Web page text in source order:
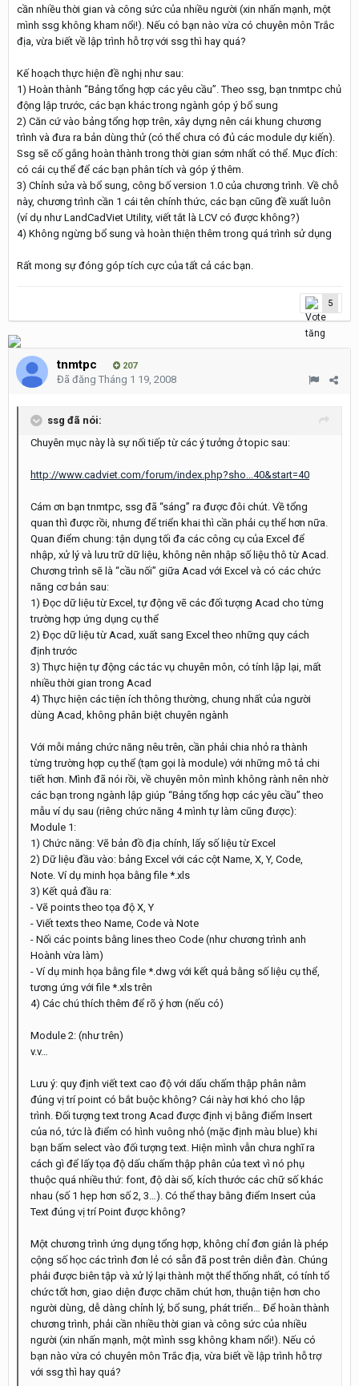
cần nhiều thời gian và công sức của nhiều người (xin nhấn mạnh, một
mình ssg không kham nổi!). Nếu có bạn nào vừa có chuyên môn Trắc
địa, vừa biết về lập trình hỗ trợ với ssg thì hay quá?
Kế hoạch thực hiện đề nghị như sau:
1) Hoàn thành “Bảng tổng hợp các yêu cầu”. Theo ssg, bạn tnmtpc chủ
động lập trước, các bạn khác trong ngành góp ý bổ sung
2) Căn cứ vào bảng tổng hợp trên, xây dựng nên cái khung chương
trình và đưa ra bản dùng thử (có thể chưa có đủ các module dự kiến).
Ssg sẽ cố gắng hoàn thành trong thời gian sớm nhất có thể. Mục đích:
có cái cụ thể để các bạn phân tích và góp ý thêm.
3) Chỉnh sửa và bổ sung, công bố version 1.0 của chương trình. Về chỗ
này, chương trình cần 1 cái tên chính thức, các bạn cũng đề xuất luôn
(ví dụ như LandCadViet Utility, viết tắt là LCV có được không?)
4) Không ngừng bổ sung và hoàn thiện thêm trong quá trình sử dụng
Rất mong sự đóng góp tích cực của tất cả các bạn.
5
tnmtpc 207
Đã đăng Tháng 1 19, 2008
ssg đã nói:
Chuyên mục này là sự nối tiếp từ các ý tưởng ở topic sau:
http://www.cadviet.com/forum/index.php?sho...40&start=40
Cám ơn bạn tnmtpc, ssg đã “sáng” ra được đôi chút. Về tổng
quan thì được rồi, nhưng để triển khai thì cần phải cụ thể hơn nữa.
Quan điểm chung: tận dụng tối đa các công cụ của Excel để
nhập, xử lý và lưu trữ dữ liệu, không nên nhập số liệu thô từ Acad.
Chương trình sẽ là “cầu nối” giữa Acad với Excel và có các chức
năng cơ bản sau:
1) Đọc dữ liệu từ Excel, tự động vẽ các đối tượng Acad cho từng
trường hợp ứng dụng cụ thể
2) Đọc dữ liệu từ Acad, xuất sang Excel theo những quy cách
định trước
3) Thực hiện tự động các tác vụ chuyên môn, có tính lặp lại, mất
nhiều thời gian trong Acad
4) Thực hiện các tiện ích thông thường, chung nhất của người
dùng Acad, không phân biệt chuyên ngành
Với mỗi mảng chức năng nêu trên, cần phải chia nhỏ ra thành
từng trường hợp cụ thể (tạm gọi là module) với những mô tả chi
tiết hơn. Mình đã nói rồi, về chuyên môn mình không rành nên nhờ
các bạn trong ngành lập giúp “Bảng tổng hợp các yêu cầu” theo
mẫu ví dụ sau (riêng chức năng 4 mình tự làm cũng được):
Module 1:
1) Chức năng: Vẽ bản đồ địa chính, lấy số liệu từ Excel
2) Dữ liệu đầu vào: bảng Excel với các cột Name, X, Y, Code,
Note. Ví dụ minh họa bằng file *.xls
3) Kết quả đầu ra:
- Vẽ points theo tọa độ X, Y
- Viết texts theo Name, Code và Note
- Nối các points bằng lines theo Code (như chương trình anh
Hoành vừa làm)
- Ví dụ minh họa bằng file *.dwg với kết quả bằng số liệu cụ thể,
tương ứng với file *.xls trên
4) Các chú thích thêm để rõ ý hơn (nếu có)
Module 2: (như trên)
v.v…
Lưu ý: quy định viết text cao độ với dấu chấm thập phân nằm
đúng vị trí point có bắt buộc không? Cái này hơi khó cho lập
trình. Đối tượng text trong Acad được định vị bằng điểm Insert
của nó, tức là điểm có hình vuông nhỏ (mặc định màu blue) khi
bạn bấm select vào đối tượng text. Hiện mình vẫn chưa nghĩ ra
cách gì để lấy tọa độ dấu chấm thập phân của text vì nó phụ
thuộc quá nhiều thứ: font, độ dài số, kích thước các chữ số khác
nhau (số 1 hẹp hơn số 2, 3…). Có thể thay bằng điểm Insert của
Text đúng vị trí Point được không?
Một chương trình ứng dụng tổng hợp, không chỉ đơn giản là phép
cộng số học các trình đơn lẻ có sẵn đã post trên diễn đàn. Chúng
phải được biên tập và xử lý lại thành một thể thống nhất, có tính tổ
chức tốt hơn, giao diện được chăm chút hơn, thuận tiện hơn cho
người dùng, dễ dàng chỉnh lý, bổ sung, phát triển… Để hoàn thành
chương trình, phải cần nhiều thời gian và công sức của nhiều
người (xin nhấn mạnh, một mình ssg không kham nổi!). Nếu có
bạn nào vừa có chuyên môn Trắc địa, vừa biết về lập trình hỗ trợ
với ssg thì hay quá?